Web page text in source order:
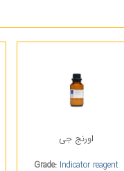
اورنج جی
Grade: Indicator reagent